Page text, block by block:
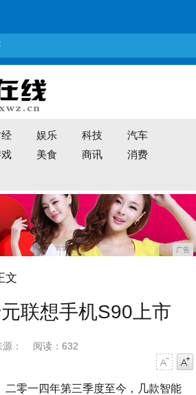
娱乐 科技
汽车
美食 商讯
消费
广告
文
联想手机S90上市
源：
阅读：632
二零一四年第三季度至今，几款智能